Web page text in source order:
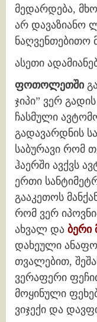
მედარდება,
არ დავაზიანო
ნაღვენთებითო
ასეთი
ფოთოლეთში
ჯიპი” ვერ
ჩასმული
გადავარდნის
საბურავი რომ
ჰაერში ავქვს
ერთი
გააკეთოს
რომ ვერ
ახვალ და ბერი
დახეული
თვალებით,
ვერაფერი
მოყინული
ვიჯექი და